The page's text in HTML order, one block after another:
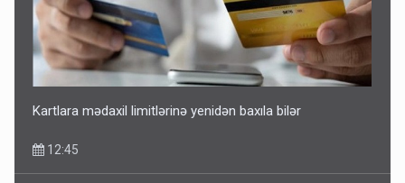
Kartlara mədaxil limitlərinə yenidən baxıla bilər
12:45